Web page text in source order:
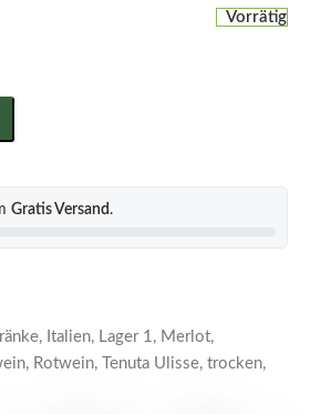
Vorrätig
Gratis Versand .
, Italien, Lager 1, Merlot,
, Rotwein, Tenuta Ulisse, trocken,